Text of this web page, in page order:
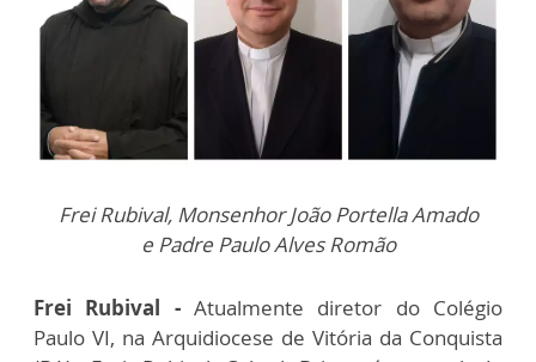
Frei Rubival, Monsenhor João Portella Amado
e Padre Paulo Alves Romão
Frei Rubival - Atualmente diretor do Colégio
Paulo VI, na Arquidiocese de Vitória da Conquista